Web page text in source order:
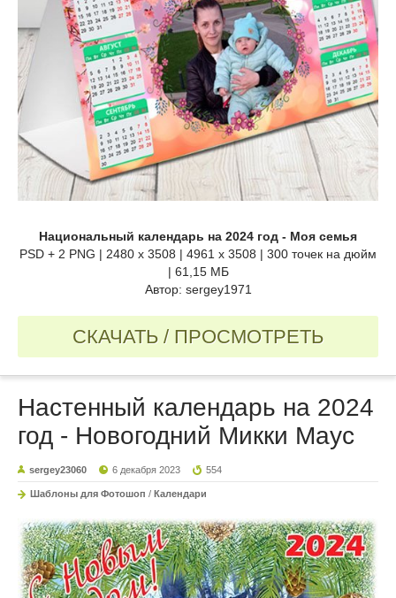
Национальный календарь на 2024 год - Моя семья
PSD + 2 PNG | 2480 x 3508 | 4961 x 3508 | 300 точек на дюйм
| 61,15 МБ
Автор: sergey1971
СКАЧАТЬ / ПРОСМОТРЕТЬ
Настенный календарь на 2024
год - Новогодний Микки Маус
sergey23060 6 декабря 2023 554
Шаблоны для Фотошоп / Календари